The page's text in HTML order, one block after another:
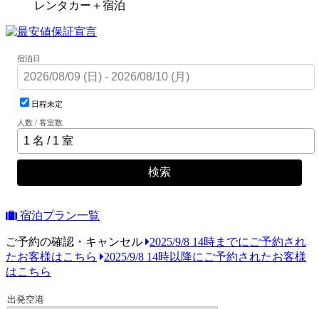
レンタカー＋宿泊
宿泊日
日程未定
人数 / 客室数
検索
宿泊プラン一覧
ご予約の確認・キャンセル
2025/9/8 14時までにご予約され
たお客様はこちら
2025/9/8 14時以降にご予約されたお客様
はこちら